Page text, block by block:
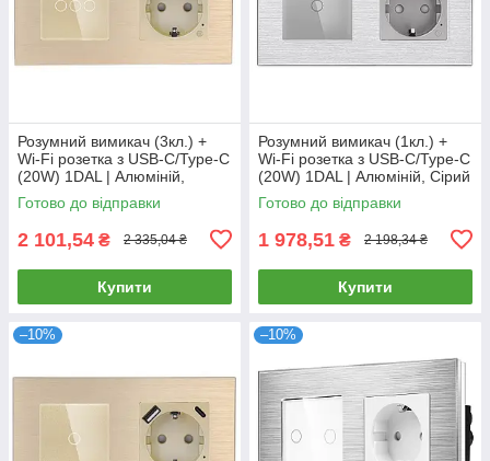
Розумний вимикач (3кл.) +
Wi-Fi розетка з USB-C/Type-C
(20W) 1DAL | Алюміній,
Золото (A157-GSW3G.WF-
STUTC.WF.GD)
Готово до відправки
2 101,54 ₴ 2 335,04 ₴
Купити
Розумний вимикач (1кл.) +
Wi-Fi розетка з USB-C/Type-C
(20W) 1DAL | Алюміній, Сірий
(A157-GSW1G.WF-
STUTC.WF.GR)
Готово до відправки
1 978,51 ₴ 2 198,34 ₴
Купити
–10% –10%